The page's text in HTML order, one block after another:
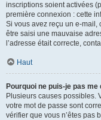
inscriptions soient activées
première connexion : cette
Si vous avez reçu un e-mail,
être saisi une mauvaise
l’adresse était correcte,
Haut
Pourquoi ne puis-je pas me
Plusieurs causes possibles.
votre mot de passe sont
vérifier que vous n’êtes pas